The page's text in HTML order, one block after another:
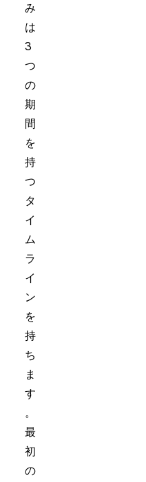
み
は
3
つ
の
期
間
を
持
つ
タ
イ
ム
ラ
イ
ン
を
持
ち
ま
す
。
最
初
の